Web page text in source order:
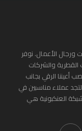
الأعمال. نوفر
القطرية والشركات
أعيننا الرقي بجانب
عملاء مناسبين في
العنكبونية هي